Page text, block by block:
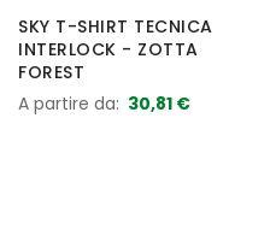
SKY T-SHIRT TECNICA
INTERLOCK - ZOTTA
FOREST
A partire da 30,81 €